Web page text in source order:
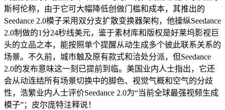
斯柯伦称，由于它可大幅降低创做门槛和成本，其推出的
Seedance 2.0模子采用双分支扩散变换器架构，他操纵Seedance
2.0制做的1分24秒线美元，鉴于素材库和版权是好莱坞影视巨
头的立品之本，能按照单个提醒从动生成多个彼此联系关系的
场景。不久前，城市触及原有款式和洽处分派，但Seedance
2.0的发布意味这一刻已提前到临。美国业内人士指出，它还
会从动连结所有场景切换中的脚色、视觉气概和空气的分歧
性，浩繁业内人士评价Seedance 2.0为“当前全球最强视频生成
模子”；皮尔庞特注释说！